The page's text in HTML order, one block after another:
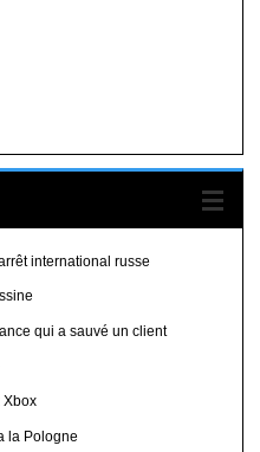
international russe
qui a sauvé un client
Xbox
la Pologne